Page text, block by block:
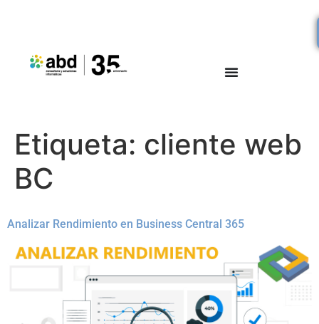
Etiqueta: cliente web
BC
Analizar Rendimiento en Business Central 365